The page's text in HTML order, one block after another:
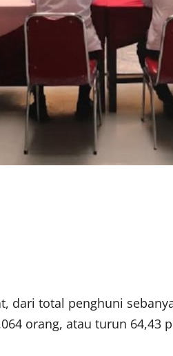
dari total penghuni
orang, atau turun 64,43